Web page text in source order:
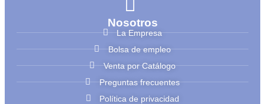
Nosotros
La Empresa
Bolsa de empleo
Venta por Catálogo
Preguntas frecuentes
Política de privacidad